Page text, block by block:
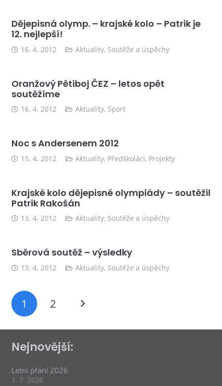
Dějepisná olymp. – krajské kolo – Patrik je
12. nejlepší!
16. 4. 2012 Aktuality, Soutěže a úspěchy
Oranžový Pětiboj ČEZ – letos opět
soutěžíme
16. 4. 2012 Aktuality, Sport
Noc s Andersenem 2012
15. 4. 2012 Aktuality, Předškoláci, Projekty
Krajské kolo dějepisné olympiády – soutěžil
Patrik Rakošán
13. 4. 2012 Aktuality, Soutěže a úspěchy
Sběrová soutěž – výsledky
13. 4. 2012 Aktuality, Soutěže a úspěchy
1 2
Nejnovější:
Letní přání 2026
1. 7. 2026